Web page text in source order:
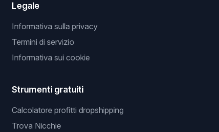
Legale
Informativa sulla privacy
Termini di servizio
Informativa sui cookie
Strumenti gratuiti
Calcolatore profitti dropshipping
Trova Nicchie